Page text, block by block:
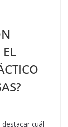
cuál